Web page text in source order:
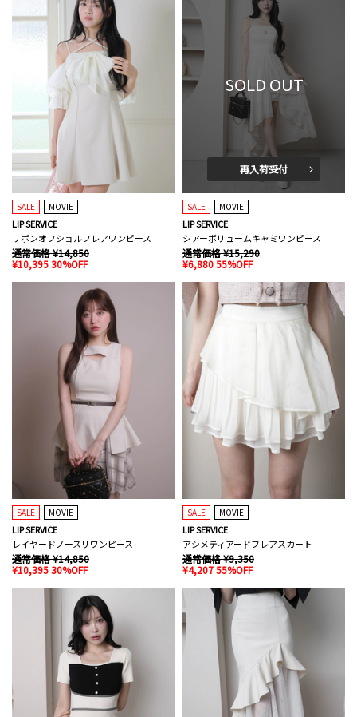
SALE MOVIE
LIP SERVICE
リボンオフショルフレアワンピース
通常価格 ¥14,850
¥10,395 30%OFF
SOLD OUT
再入荷受付
SALE MOVIE
LIP SERVICE
シアーボリュームキャミワンピース
通常価格 ¥15,290
¥6,880 55%OFF
SALE MOVIE
LIP SERVICE
レイヤードノースリワンピース
通常価格 ¥14,850
¥10,395 30%OFF
SALE MOVIE
LIP SERVICE
アシメティアードフレアスカート
通常価格 ¥9,350
¥4,207 55%OFF